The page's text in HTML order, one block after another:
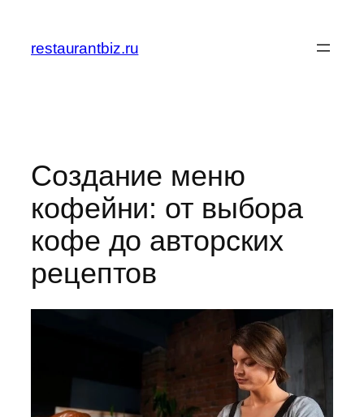
содержимому
restaurantbiz.ru
Создание меню
кофейни: от выбора
кофе до авторских
рецептов